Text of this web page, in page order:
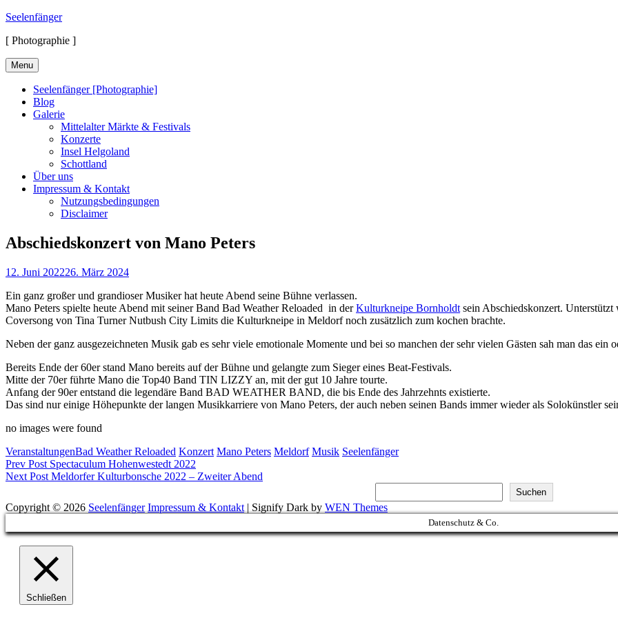
Skip
content
Seelenfänger
[ Photographie ]
Menu
Seelenfänger [Photographie]
Blog
Galerie
Mittelalter Märkte & Festivals
Konzerte
Insel Helgoland
Schottland
Über uns
Impressum & Kontakt
Nutzungsbedingungen
Disclaimer
Abschiedskonzert von Mano Peters
Posted
12. Juni 202226. März 2024
Ein ganz großer und grandioser Musiker hat heute Abend seine Bühne verlassen.
Mano Peters spielte heute Abend mit seiner Band Bad Weather Reloaded in derKulturkneipe Bornholdt sein Abschiedskonzert.
Coversong von Tina Turner Nutbush City Limits die Kulturkneipe in Meldorf noch zusätzlich zum kochen brachte.
Neben der ganz ausgezeichneten Musik gab es sehr viele emotionale Momente und bei so manchen der sehr vielen Gästen sah man das ein
Bereits Ende der 60er stand Mano bereits auf der Bühne und gelangte zum Sieger eines Beat-Festivals.
Mitte der 70er führte Mano die Top40 Band TIN LIZZY an, mit der gut 10 Jahre tourte.
Anfang der 90er entstand die legendäre Band BAD WEATHER BAND, die bis Ende des Jahrzehnts existierte.
Das sind nur einige Höhepunkte der langen Musikkarriere von Mano Peters, der auch neben seinen Bands immer wieder als Solokünstler
no images were found
Categories
VeranstaltungenTags,
Bad Weather Reloaded Konzert Mano Peters Meldorf Musik Seelenfänger
Beitragsnavigation
Previous
Post
Prev Post Spectaculum Hohenwestedt 2022
Next
Next Post Meldorfer Kulturbonsche 2022 – Zweiter Abend
Suchen
Copyright © 2026 Seelenfänger Impressum & Kontakt | Signify Dark by WEN Themes
Scroll
Up
Datenschutz & Co.
Schließen